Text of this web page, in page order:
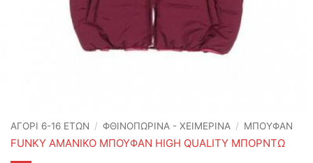
ΑΓΟΡΙ 6-16 ΕΤΩΝ / ΦΘΙΝΟΠΩΡΙΝΆ - ΧΕΙΜΕΡΙΝΆ / ΜΠΟΥΦΑΝ
FUNKY ΑΜΑΝΙΚΟ ΜΠΟΥΦΑΝ HIGH QUALITY ΜΠΟΡΝΤΩ